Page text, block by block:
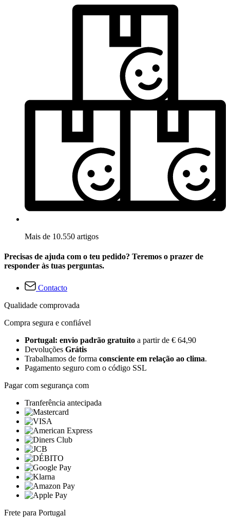
Mais de 10.550 artigos
Precisas de ajuda com o teu pedido? Teremos o prazer de
responder às tuas perguntas.
Contacto
Qualidade comprovada
Compra segura e confiável
Portugal: envio padrão gratuito a partir de € 64,90
Devoluções Grátis
Trabalhamos de forma consciente em relação ao clima.
Pagamento seguro com o código SSL
Pagar com segurança com
Tranferência antecipada
Frete para Portugal